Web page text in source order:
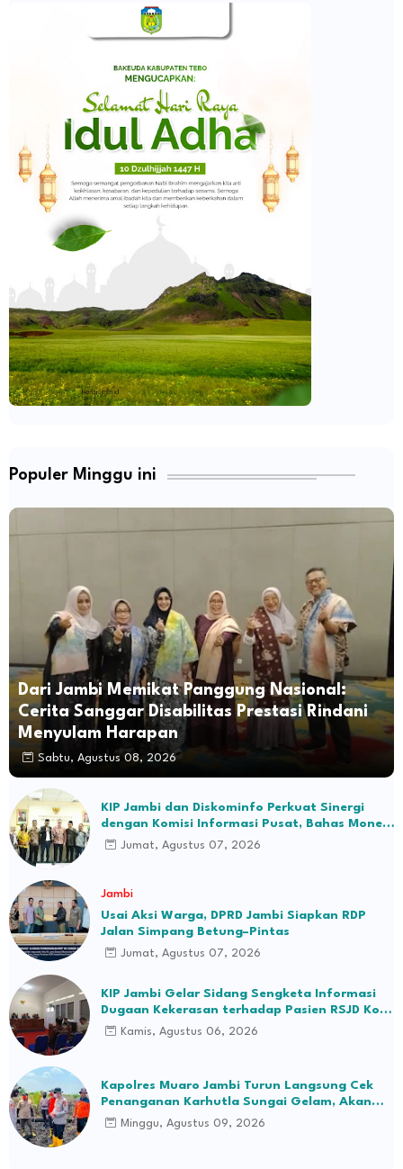
Populer Minggu ini
Dari Jambi Memikat Panggung Nasional:
Cerita Sanggar Disabilitas Prestasi Rindani
Menyulam Harapan
Sabtu, Agustus 08, 2026
KIP Jambi dan Diskominfo Perkuat Sinergi
dengan Komisi Informasi Pusat, Bahas Monev
hingga Seleksi Komisioner
Jumat, Agustus 07, 2026
Jambi
Usai Aksi Warga, DPRD Jambi Siapkan RDP
Jalan Simpang Betung–Pintas
Jumat, Agustus 07, 2026
KIP Jambi Gelar Sidang Sengketa Informasi
Dugaan Kekerasan terhadap Pasien RSJD Kol.
H.M.Syukur Jambi
Kamis, Agustus 06, 2026
Kapolres Muaro Jambi Turun Langsung Cek
Penanganan Karhutla Sungai Gelam, Akan
Lakukan Tindakan Penegakan Hukum
Minggu, Agustus 09, 2026